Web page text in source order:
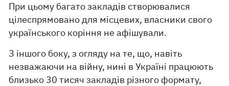
При цьому багато закладів створювалися
цілеспрямовано для місцевих, власники свого
українського коріння не афішували.
З іншого боку, з огляду на те, що, навіть
незважаючи на війну, нині в Україні працюють
близько 30 тисяч закладів різного формату,